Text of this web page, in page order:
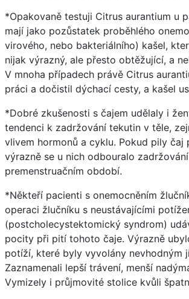
*Opakovaně testuji Citrus aurantium u
mají jako pozůstatek proběhlého
virového, nebo bakteriálního) kašel,
nijak výrazný, ale přesto obtěžující, a
V mnoha případech právě Citrus
práci a dočistil dýchací cesty, a kašel
*Dobré zkušenosti s čajem udělaly i
tendenci k zadržování tekutin v těle,
vlivem hormonů a cyklu. Pokud pily čaj
výrazně se u nich odbouralo
premenstruačním období.
*Někteří pacienti s onemocněním
operaci žlučníku s neustávajícími
(postcholecystektomický syndrom)
pocity při pití tohoto čaje. Výrazně
potíží, které byly vyvolány nevhodným
Zaznamenali lepší trávení, menší
Vymizely i průjmovité stolice kvůli